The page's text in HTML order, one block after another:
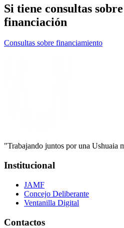
Si tiene consultas
financiación
Consultas sobre financiamiento
"Trabajando juntos por una Ushuaia
Institucional
JAMF
Concejo Deliberante
Ventanilla Digital
Contactos